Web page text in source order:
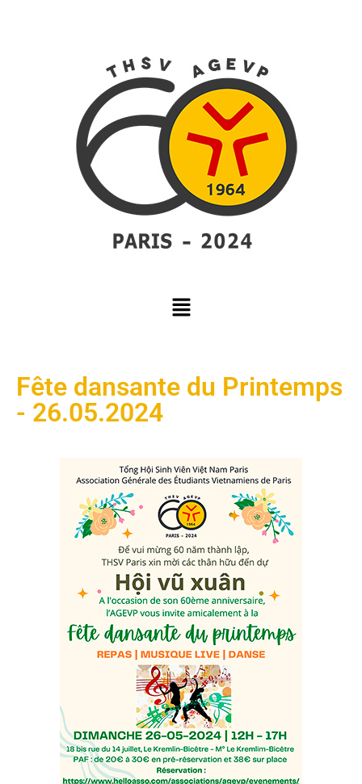
Fête dansante du Printemps
- 26.05.2024